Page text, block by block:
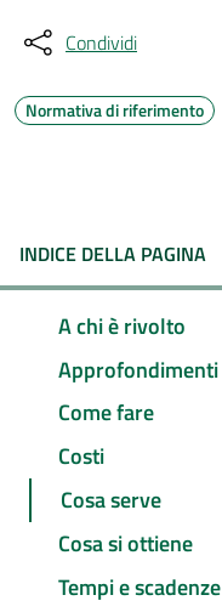
Condividi
Normativa di riferimento
INDICE DELLA PAGINA
A chi è rivolto
Approfondimenti
Come fare
Costi
Cosa serve
Cosa si ottiene
Tempi e scadenze